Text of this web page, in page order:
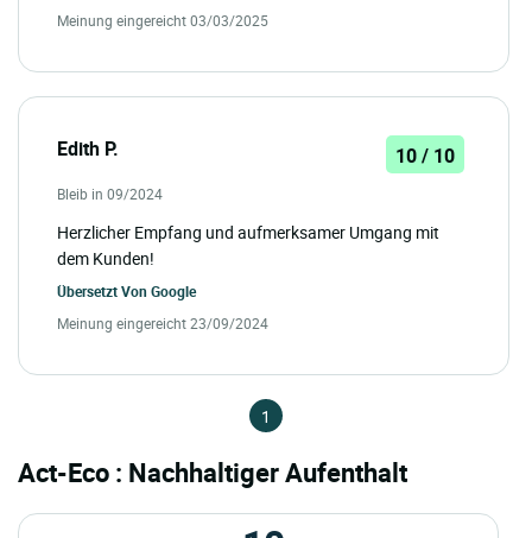
Meinung eingereicht 03/03/2025
Edith P. 10 / 10
Bleib in 09/2024
Herzlicher Empfang und aufmerksamer Umgang mit
dem Kunden!
Übersetzt Von Google
Meinung eingereicht 23/09/2024
1
Act-Eco : Nachhaltiger Aufenthalt